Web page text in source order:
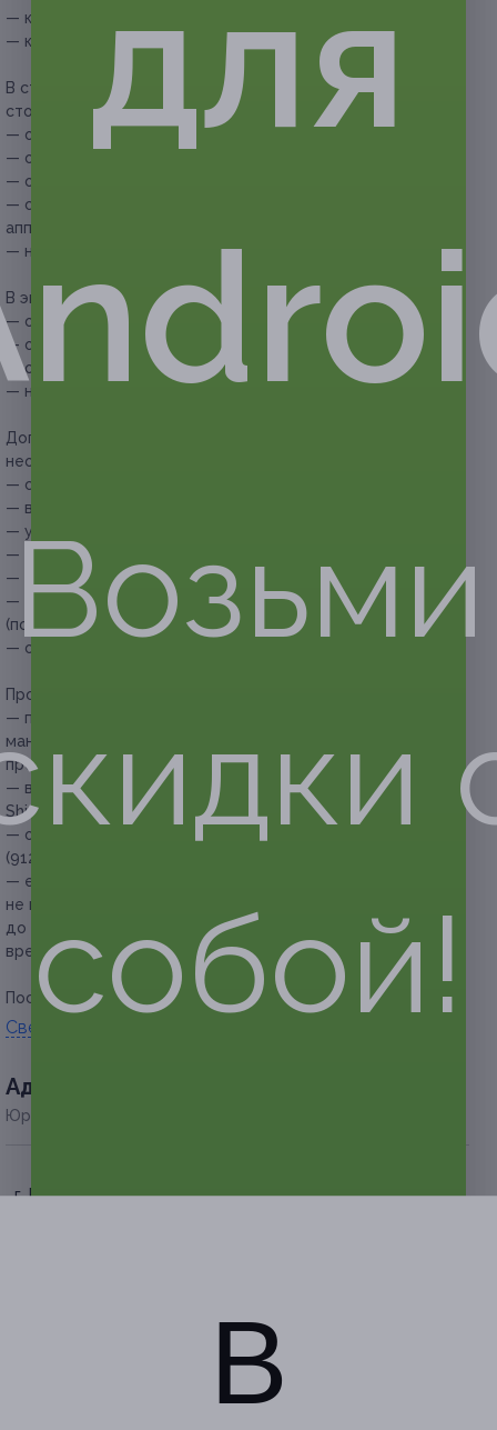
— классический;
— комбинированный.
В стоимость купона на педикюр (полный, с обработкой
стопы) с покрытием ногтей гель-лаком входит:
— обработка антисептиком;
— опил свободного края ногтя;
— обработка кутикулы аппаратом;
— спил верхнего ороговевшего слоя стоп и пяток
аппаратом;
— нанесение гель-лака.
В экспресс-педикюр входит:
— обработка антисептиком;
— опил свободного края ногтя;
— обработка кутикулы аппаратом;
— нанесение гель-лака.
Дополнительные услуги, которые можно приобрести при
необходимости:
— снятие гель-лака — 200 руб.;
— выравнивание — 150 руб.;
— укрепление — от 50 руб./ноготь;
— френч — 300 руб.;
— дизайн ногтя — от 50 руб. за 1 шт.;
— обработка глубинных трещин и стержневых мозолей
(по прайсу, на месте);
— остальные услуги — по прайсу студии.
Прочие условия:
— при высокой загрузке мастера комплексная услуга
маникюра и полного педикюра может быть
предоставлена в разные дни;
— в работе используются материалы следующих марок:
Shield, Pole;
— обязательна предварительная запись по телефонам: +7
(912) 627-86-30, +7 (343) 286-83-78;
— если клиент опаздывает более чем на 15 минут или
не предупреждает об отмене своего визита за 12 часов
до времени записи, администрация вправе перенести
время записи на другое (свободное) время.
Посмотреть группу «ВКонтакте».
Свернуть
Адресa
Юридическая информация о партнёре
г. Екатеринбург, ул. Розы
для
Возьми
собой!
В